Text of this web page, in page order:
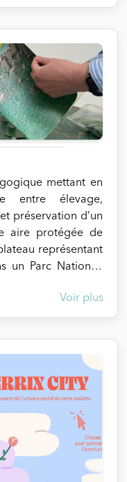
des systèmes
les
familles de leviers
fruitières -
hautes -
buissonnantes
- Diversifier un
intercalaires
de leviers
possibles se
la localisation
ou équipe de
que 5 familles
possible par
leur verger. En
définies par
la production
restauration de la
le coût de mise
potentielles).
de la stratégie
les figurines
positionnent sur le
de la parcelle. Au
Voir plus
mettant en
entre élevage,
préservation d’un
aire protégée de
un Parc National.
(pour les
fourragère ;
le même territoire,
toujours dans le
lâcher, trouver un
personnels en
vont devoir trouver
à leurs fins,
Le plateau de